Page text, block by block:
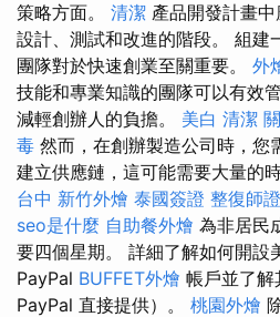
策略方面。 清潔 產品開發計畫
設計、測試和改進的階段。 組建
團隊對於快速創業至關重要。 外
技能和專業知識的團隊可以有效
減輕創辦人的負擔。 美白 清潔
毒 然而，在創辦製造公司時，您
建立供應鏈，這可能需要大量的
台中 新竹外燴 泰國簽證 整復師
seo是什麼 自助餐外燴 為非居民
要四個星期。 詳細了解如何開設
PayPal BUFFET外燴 帳戶並了解
PayPal 直接提供）。 桃園外燴